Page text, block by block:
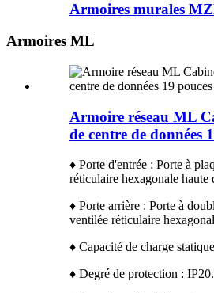
Armoires murales
Armoires ML
Armoire réseau ML
de centre de données
♦ Porte d'entrée : Porte à
réticulaire hexagonale haute
♦ Porte arrière : Porte à
ventilée réticulaire
♦ Capacité de charge
♦ Degré de protection : IP20.